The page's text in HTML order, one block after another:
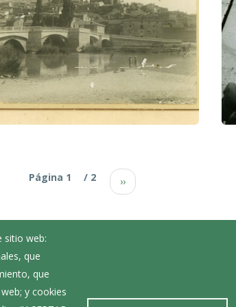
Paginación
Página 1 / 2 ››
sitio web:
que
que
y cookies
Corporación Municipal